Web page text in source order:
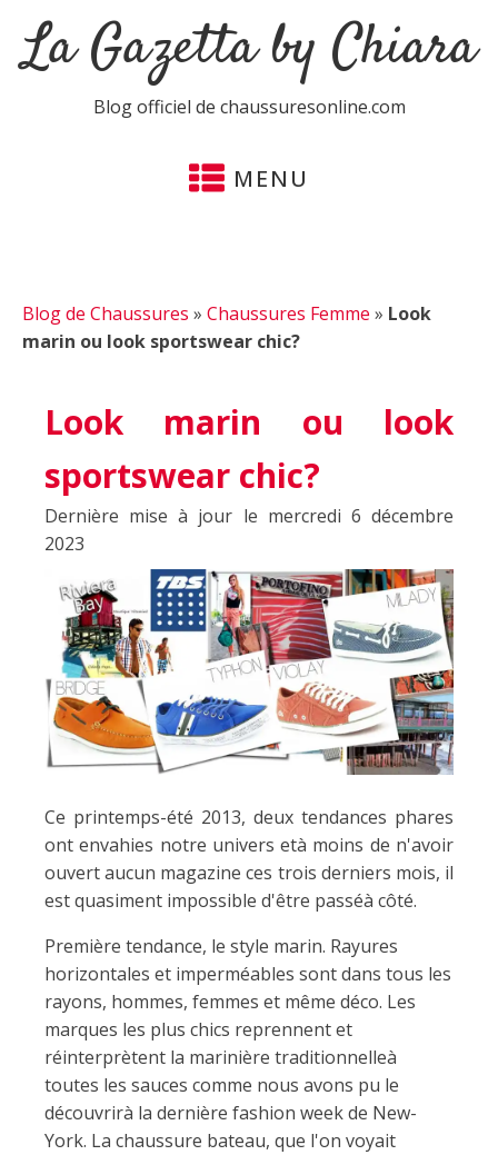
La Gazetta by Chiara
Blog officiel de chaussuresonline.com
MENU
Blog de Chaussures » Chaussures Femme » Look
marin ou look sportswear chic?
Look marin ou look
sportswear chic?
Dernière mise à jour le mercredi 6 décembre
2023
Ce printemps-été 2013, deux tendances phares
ont envahies notre univers età moins de n'avoir
ouvert aucun magazine ces trois derniers mois, il
est quasiment impossible d'être passéà côté.
Première tendance, le style marin. Rayures
horizontales et imperméables sont dans tous les
rayons, hommes, femmes et même déco. Les
marques les plus chics reprennent et
réinterprètent la marinière traditionnelleà
toutes les sauces comme nous avons pu le
découvrirà la dernière fashion week de New-
York. La chaussure bateau, que l'on voyait